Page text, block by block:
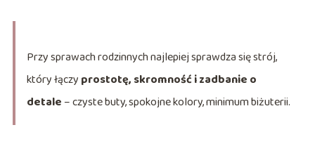
Przy sprawach rodzinnych najlepiej sprawdza się strój,
który łączy prostotę, skromność i zadbanie o
detale – czyste buty, spokojne kolory, minimum biżuterii.